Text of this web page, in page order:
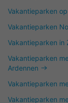
Vakantieparken
Vakantieparken
Vakantieparken in
Vakantieparken
Ardennen
Vakantieparken
Vakantieparken